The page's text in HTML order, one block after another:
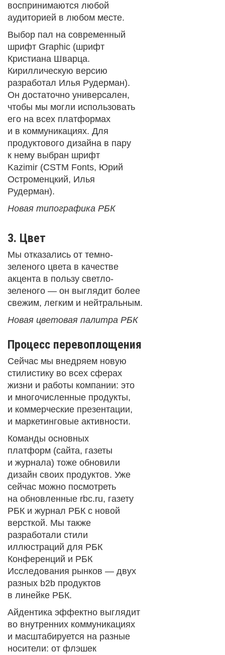
воспринимаются любой
аудиторией в любом месте.
Выбор пал на современный
шрифт Graphic (шрифт
Кристиана Шварца.
Кириллическую версию
разработал Илья Рудерман).
Он достаточно универсален,
чтобы мы могли использовать
его на всех платформах
и в коммуникациях. Для
продуктового дизайна в пару
к нему выбран шрифт
Kazimir (CSTM Fonts, Юрий
Остроменцкий, Илья
Рудерман).
Новая типографика РБК
3. Цвет
Мы отказались от темно-
зеленого цвета в качестве
акцента в пользу светло-
зеленого — он выглядит более
свежим, легким и нейтральным.
Новая цветовая палитра РБК
Процесс перевоплощения
Сейчас мы внедряем новую
стилистику во всех сферах
жизни и работы компании: это
и многочисленные продукты,
и коммерческие презентации,
и маркетинговые активности.
Команды основных
платформ (сайта, газеты
и журнала) тоже обновили
дизайн своих продуктов. Уже
сейчас можно посмотреть
на обновленные rbc.ru, газету
РБК и журнал РБК с новой
версткой. Мы также
разработали стили
иллюстраций для РБК
Конференций и РБК
Исследования рынков — двух
разных b2b продуктов
в линейке РБК.
Айдентика эффектно выглядит
во внутренних коммуникациях
и масштабируется на разные
носители: от флэшек